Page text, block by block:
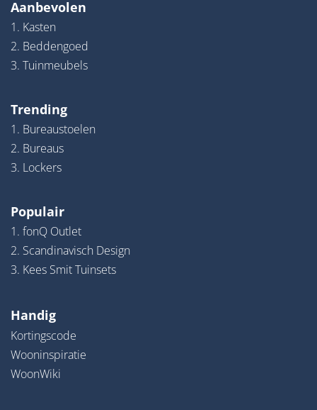
Aanbevolen
1. Kasten
2. Beddengoed
3. Tuinmeubels
Trending
1. Bureaustoelen
2. Bureaus
3. Lockers
Populair
1. fonQ Outlet
2. Scandinavisch Design
3. Kees Smit Tuinsets
Handig
Kortingscode
Wooninspiratie
WoonWiki